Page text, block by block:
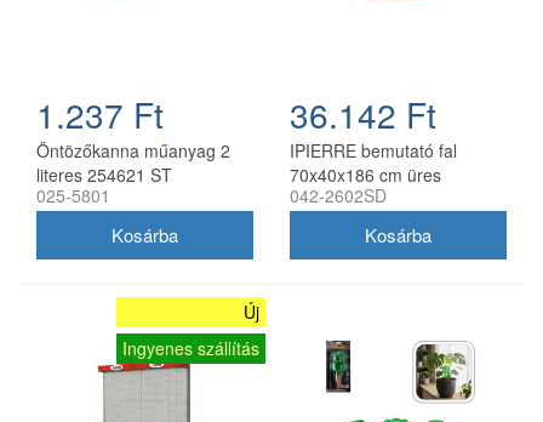
1.237 Ft
Öntözőkanna műanyag 2
literes 254621 ST
025-5801
36.142 Ft
IPIERRE bemutató fal
70x40x186 cm üres
042-2602SD
Új
Ingyenes szállítás